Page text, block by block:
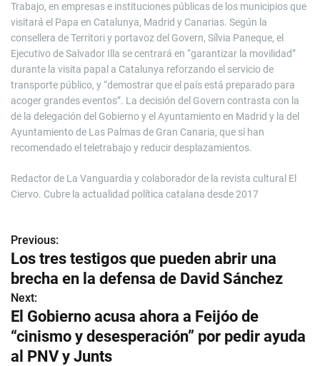
Trabajo, en empresas e instituciones públicas de los municipios que
visitará el Papa en Catalunya, Madrid y Canarias. Según la
consellera de Territori y portavoz del Govern, Sílvia Paneque, el
Ejecutivo de Salvador Illa se centrará en “garantizar la movilidad”
durante la visita papal a Catalunya reforzando el servicio de
transporte público, y “demostrar que el país está preparado para
acoger grandes eventos”. La decisión del Govern contrasta con la
de la delegación del Gobierno y el Ayuntamiento en Madrid y la del
Ayuntamiento de Las Palmas de Gran Canaria, que sí han
recomendado el teletrabajo y reducir desplazamientos.
Redactor de La Vanguardia y colaborador de la revista cultural El
Ciervo. Cubre la actualidad política catalana desde 2017
N
a
v
e
g
Previous:
Los tres testigos que pueden abrir una
brecha en la defensa de David Sánchez
Next:
El Gobierno acusa ahora a Feijóo de
“cinismo y desesperación” por pedir ayuda
al PNV y Junts